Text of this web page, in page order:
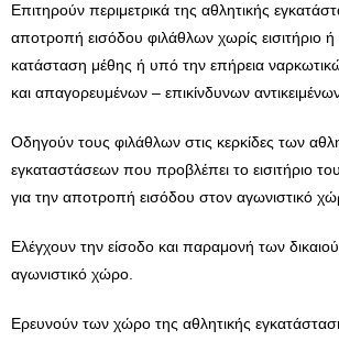
Επιτηρούν περιμετρικά της αθλητικής
αποτροπή εισόδου φιλάθλων χωρίς εισιτήριο
κατάσταση μέθης ή υπό την επήρεια
και απαγορευμένων – επικίνδυνων
Οδηγούν τους φιλάθλων στις κερκίδες των
εγκαταστάσεων που προβλέπει το εισιτήριο
για την αποτροπή εισόδου στον αγωνιστικό
Ελέγχουν την είσοδο και παραμονή των
αγωνιστικό χώρο.
Ερευνούν των χώρο της αθλητικής